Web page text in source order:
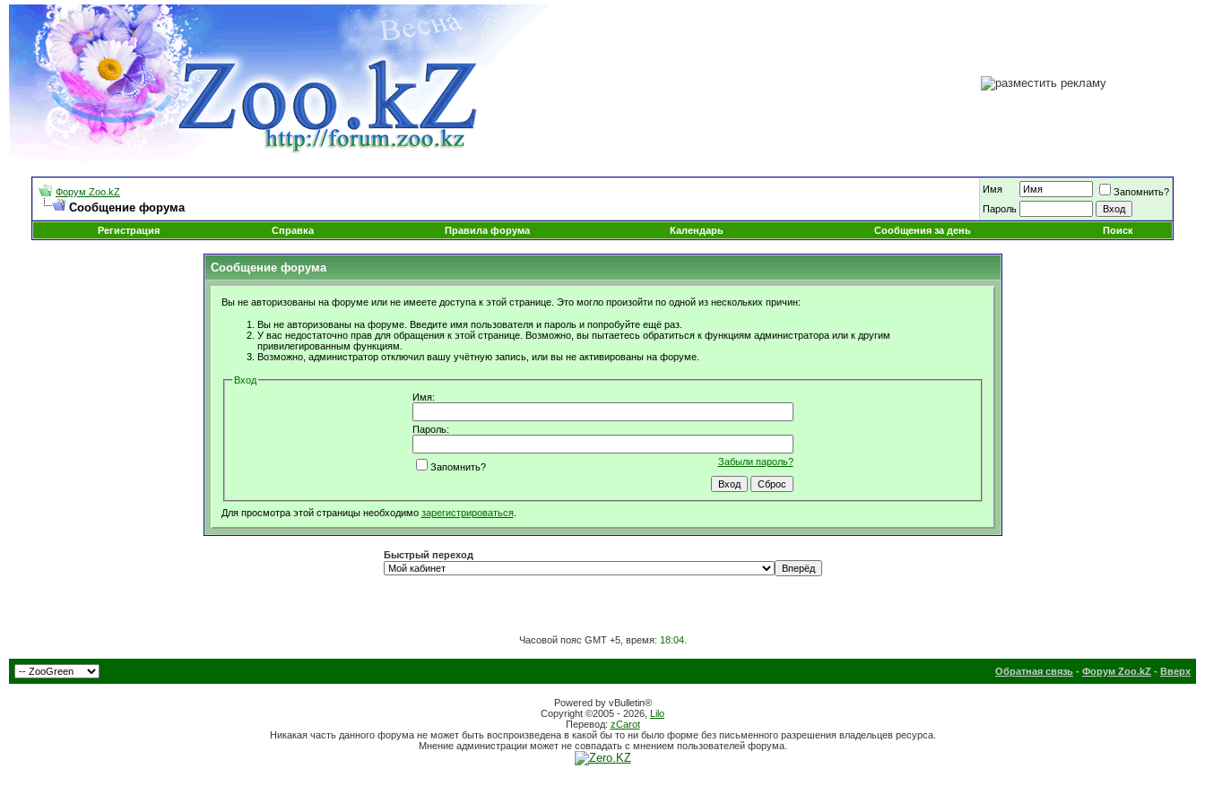
Форум Zoo.kZ
Сообщение форума
Имя
Запомнить?
Пароль
Регистрация
Справка Правила форума Календарь Сообщения за день Поиск
Сообщение форума
Вы не авторизованы на форуме или не имеете доступа к этой странице. Это могло произойти по одной из нескольких причин:
Вы не авторизованы на форуме. Введите имя пользователя и пароль и попробуйте ещё раз.
У вас недостаточно прав для обращения к этой странице. Возможно, вы пытаетесь обратиться к функциям администратора или к другим
привилегированным функциям.
Возможно, администратор отключил вашу учётную запись, или вы не активированы на форуме.
Вход
Имя:
Пароль:
Забыли пароль?
Запомнить?
Для просмотра этой страницы необходимо зарегистрироваться.
Быстрый переход
Часовой пояс GMT +5, время: 18:04.
Обратная связь - Форум Zoo.kZ - Вверх
Powered by vBulletin®
Copyright ©2005 - 2026, Lilo
Перевод: zCarot
Никакая часть данного форума не может быть воспроизведена в какой бы то ни было форме без письменного разрешения владельцев ресурса.
Мнение администрации может не совпадать с мнением пользователей форума.